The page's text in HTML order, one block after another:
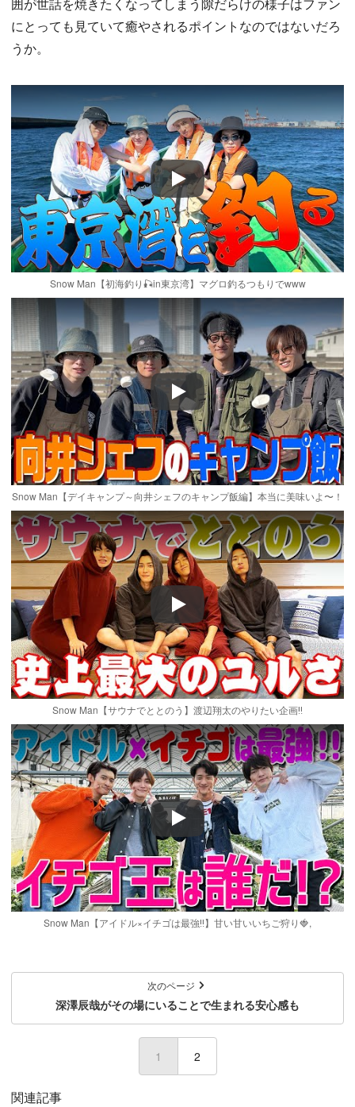
にとっても見ていて癒やされるポイントなのではないだろ
うか。
Play
Snow Man【初海釣り🎣in東京湾】マグロ釣るつもりでwww
Play
Snow Man【デイキャンプ～向井シェフのキャンプ飯編】本当に美味いよ〜！
Play
Snow Man【サウナでととのう】渡辺翔太のやりたい企画‼️
Play
Snow Man【アイドル×イチゴは最強‼️】甘い甘いいちご狩り🍓,
次のページ
深澤辰哉がその場にいることで生まれる安心感も
1 (current)
2
関連記事